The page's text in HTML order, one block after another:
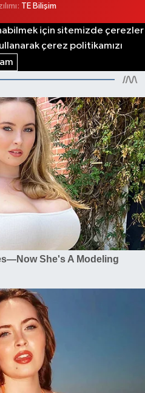
TE Bilişim
için sitemizde çerezler
çerez politikamızı